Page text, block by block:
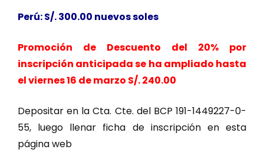
Perú: S/. 300.00 nuevos soles
Promoción de Descuento del 20% por
inscripción anticipada se ha ampliado hasta
el viernes 16 de marzo S/. 240.00
Depositar en la Cta. Cte. del BCP 191-1449227-0-
55, luego llenar ficha de inscripción en esta
página web